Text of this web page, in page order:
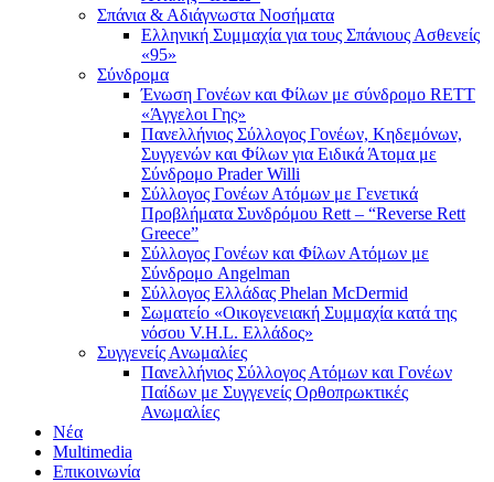
Σπάνια & Αδιάγνωστα Νοσήματα
Ελληνική Συμμαχία για τους Σπάνιους Ασθενείς
«95»
Σύνδρομα
Ένωση Γονέων και Φίλων με σύνδρομο RETT
«Άγγελοι Γης»
Πανελλήνιος Σύλλογος Γονέων, Κηδεμόνων,
Συγγενών και Φίλων για Ειδικά Άτομα με
Σύνδρομο Prader Willi
Σύλλογος Γονέων Ατόμων με Γενετικά
Προβλήματα Συνδρόμου Rett – “Reverse Rett
Greece”
Σύλλογος Γονέων και Φίλων Ατόμων με
Σύνδρομο Angelman
Σύλλογος Ελλάδας Phelan McDermid
Σωματείο «Οικογενειακή Συμμαχία κατά της
νόσου V.H.L. Ελλάδος»
Συγγενείς Ανωμαλίες
Πανελλήνιος Σύλλογος Ατόμων και Γονέων
Παίδων με Συγγενείς Ορθοπρωκτικές
Ανωμαλίες
Νέα
Multimedia
Επικοινωνία